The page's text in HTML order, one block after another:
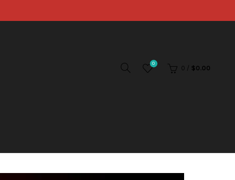
0
0 / $0.00